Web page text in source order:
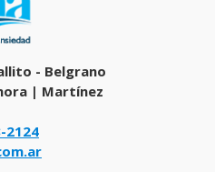
- Belgrano
| Martínez
2124